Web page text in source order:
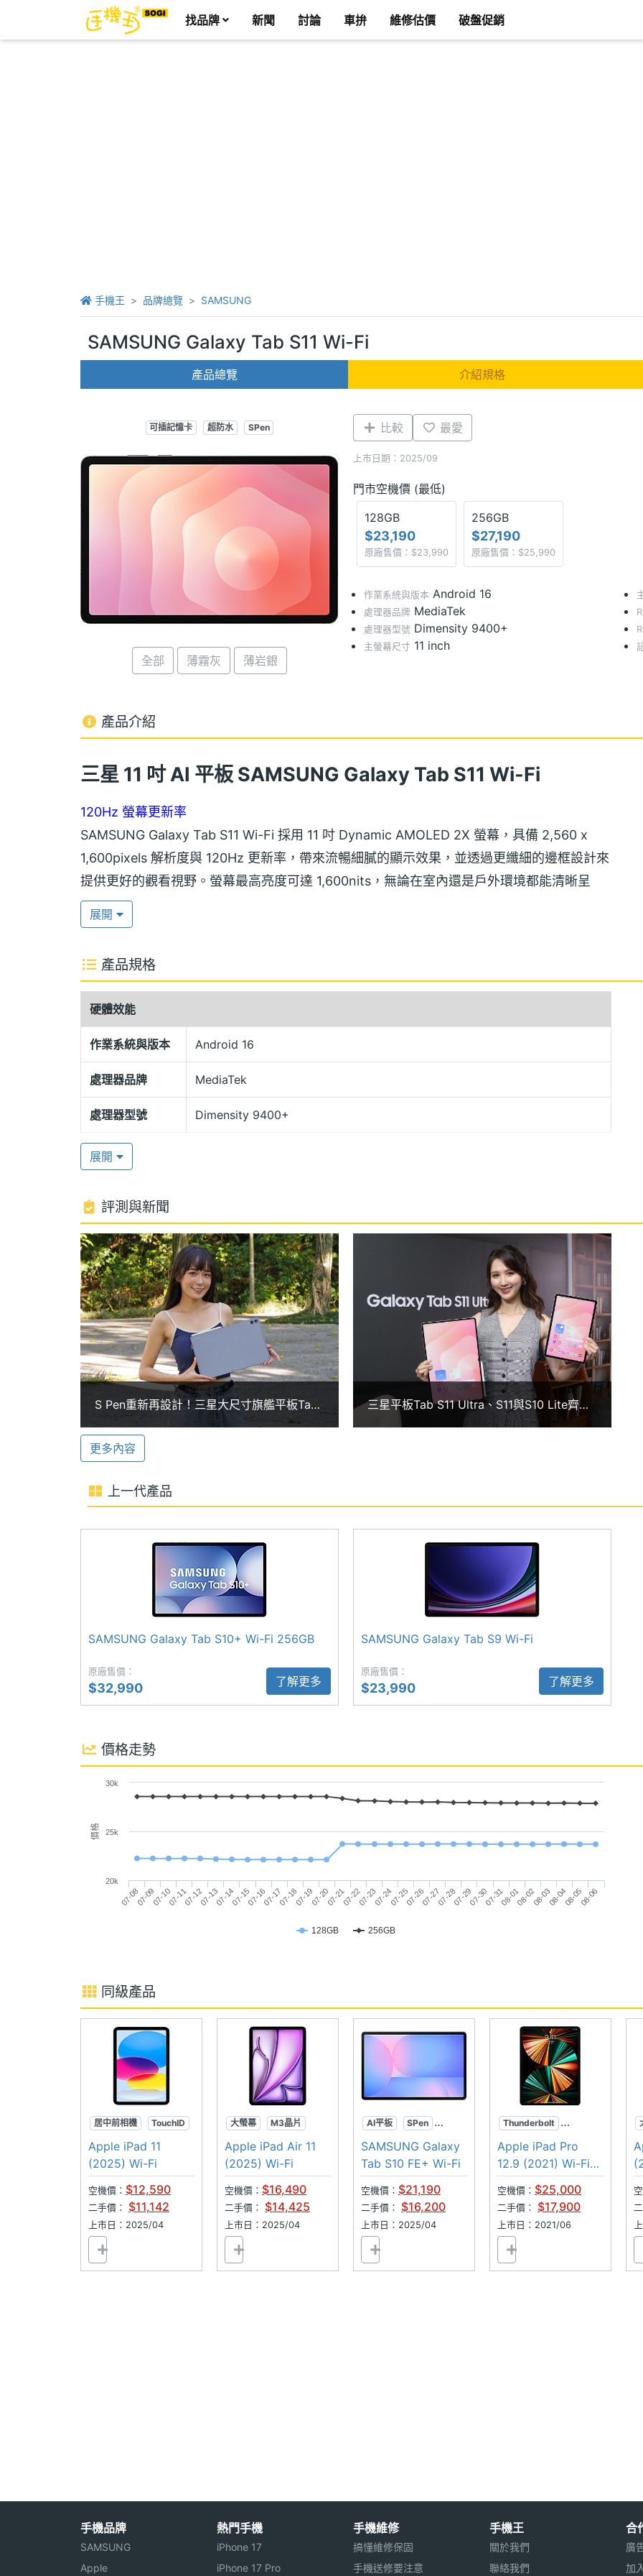
找品牌 新聞 討論 車拚 維修估價 破盤促銷
手機王 品牌總覽 SAMSUNG
SAMSUNG Galaxy Tab S11 Wi-Fi
產品總覽 介紹規格
可插記憶卡 超防水 SPen
全部 薄霧灰 薄岩銀
比較 最愛
上市日期：2025/09
門市空機價 (最低)
128GB
$23,190
原廠售價：$23,990
256GB
$27,190
原廠售價：$25,990
作業系統與版本 Android 16
處理器品牌 MediaTek
處理器型號 Dimensity 9400+
主螢幕尺寸 11 inch
產品介紹
三星 11 吋 AI 平板 SAMSUNG Galaxy Tab S11 Wi-Fi
120Hz 螢幕更新率
SAMSUNG Galaxy Tab S11 Wi-Fi 採用 11 吋 Dynamic AMOLED 2X 螢幕，具備 2,560 x
1,600pixels 解析度與 120Hz 更新率，帶來流暢細膩的顯示效果，並透過更纖細的邊框設計來
提供更好的觀看視野。螢幕最高亮度可達 1,600nits，無論在室內還是戶外環境都能清晰呈
現，讓閱讀與觀賞體驗更加舒適。
SAMSUNG Galaxy Tab S11 Wi-Fi 延續前代的設計風格，機身厚度僅 5.5mm，輕薄俐落卻同
時搭載 Armor 鋁合金材質機身與 IP68 防塵防水等級，即使在書寫或使用時不慎打翻水杯，
也能從容應對，展現日常全方位的防護。音效部分則內建四組 AKG 調校揚聲器，並支援
Dolby Atmos，帶來立體且震撼的沉浸式聽覺享受。
聯發科天璣 9400+
SAMSUNG Galaxy Tab S11 Wi-Fi 運行 Android 16 作業系統、One UI 8 Tab 操作介面，搭
載聯發科 3 奈米製程的 Dimensity 9400+ 八核心處理器，不僅為用戶帶來卓越的功耗與性能
表現，相較於前代，NPU 效能提升了 33%，CPU 效能提升 24%，GPU 效能提升 27%。內建
儲存空間。
生成式 Galaxy AI 體驗
SAMSUNG Galaxy Tab S11 Wi-Fi 搭載完整的 Galaxy AI 體驗，支援 AI 搜尋圈、智慧相片編
輯器、塗鴉轉圖像、即時通話翻譯、生成式慢動作影片與人像棚拍等多樣功能，讓創作與溝通
更加便利；內建 Wi-Fi 6E 與藍牙 5.4，以及全新升級的 Samsung DeX 不僅可透過擴展模式
連接外部顯示器實現雙螢幕操作，還能依照使用情境建立最多四個獨立自訂工作區，進一步提
升學習與工作的效率。
1,300 萬畫素主鏡頭
SAMSUNG Galaxy Tab S11 Wi-Fi 後置 1,300 萬畫素主鏡頭 + 800 萬畫素超廣角鏡頭，不論
是拍攝壯麗風景、日常生活片段，還是紀錄文件與文字，都能呈現清晰細緻的效果。前置則搭
鎖，帶來更便利的使用體驗。
S Pen 防水手寫筆
SAMSUNG Galaxy Tab S11 Wi-Fi 盒裝隨附全新設計的 S Pen 手寫筆，採用六角形筆身設
計，握感更自然貼合手型，帶來舒適且穩定的書寫體驗。筆尖支援更大的傾斜角度，提供更精
準細膩的操控感受，並具備 IP68 防塵防水等級，耐用度再升級。功能上不僅能快速喚出工具
選單、在 Samsung Notes 中輕鬆新增便利貼筆記，還能結合 Galaxy AI 發揮更多創作與效率
SAMSUNG Galaxy Tab S11 Wi-Fi 功能特色
◎ 機身尺寸：165.3 x 253.8 x 5.5mm；機身重量：469g
◎ 11 吋 2,560 x 1,600pixels 解析度Dynamic AMOLED 2X 螢幕（120Hz 螢幕更新率）
◎ 聯發科 Dimensity 9400+ 八核心處理器
◎ 12GB RAM / 128GB ROM、12GB RAM / 256GB ROM
◎ IP68 防塵防水
◎ 支援 S Pen 手寫筆（ IP68 防塵防水）
◎ 支援螢幕指紋辨識、臉部辨識
◎ 配備 8,400mAh 電池
◎ 支援 45W 閃電快充
◎ 支援 microSD 記憶卡，最高可擴充 2TB 儲存空間
※本文為 SOGI 手機王版權所有，未經授權不得轉載使用※
展開
產品規格
硬體效能
作業系統與版本 Android 16
處理器品牌 MediaTek
處理器型號 Dimensity 9400+
處理器時脈
圖形處理器 Immortalis-G925 MC12
RAM記憶體 12 GB
ROM儲存空間 128 GB, 256 GB
記憶卡 microSD
最大擴充儲存空
間
2 TB
電池容量 8400 mAh
顯示螢幕
主螢幕尺寸
主螢幕像素密度 274 ppi
主螢幕最大亮度 1600 nits
相機規格
主相機畫素 1300 萬畫素
主相機感光元件
連接與應用
Wi-Fi
IEEE 802.11傳輸
a, ac, ax, b, g, n, n(2.4GHz), n(5GHz), n(6GHz)
藍牙
藍牙版本
衛星定位 BeiDou, Galileo, GLONASS, GPS, QZSS
機體規格
展開
評測與新聞
S Pen重新再設計！三星大尺寸旗艦平板Tab
S11 Ultra開箱體驗
三星平板Tab S11 Ultra、S11與S10 Lite齊
發！上市價格及購機優惠一次看
更多內容
上一代產品
SAMSUNG Galaxy Tab S10+ Wi-Fi 256GB
原廠售價：
$32,990 了解更多
SAMSUNG Galaxy Tab S9 Wi-Fi
原廠售價：
$23,990 了解更多
價格走勢
價格
128GB 256GB
07-0807-0907-1007-1107-1207-1307-1407-1507-1607-1707-1807-1907-2007-2107-2207-2307-2407-2507-2607-2707-2807-2907-3007-3108-0108-0208-0308-0408-0508-06
20k
25k
30k
同級產品
居中前相機
TouchID
A16晶片
Apple iPad 11
(2025) Wi-Fi
空機價： $12,590
二手價： $11,142
上市日：2025/04
大螢幕 M3晶片
Apple iPad Air 11
(2025) Wi-Fi
空機價： $16,490
二手價： $14,425
上市日：2025/04
AI平板
SPen
大螢幕
SAMSUNG Galaxy
Tab S10 FE+ Wi-Fi
空機價： $21,190
二手價： $16,200
上市日：2025/04
Thunderbolt
miniLED
M1晶片
Apple iPad Pro
12.9 (2021) Wi-Fi
128GB
空機價： $25,000
二手價： $17,900
上市日：2021/06
手機品牌
SAMSUNG
Apple
熱門手機
iPhone 17
iPhone 17 Pro
手機維修
搞懂維修保固
手機送修要注意
手機王
關於我們
聯絡我們
合
廣
加